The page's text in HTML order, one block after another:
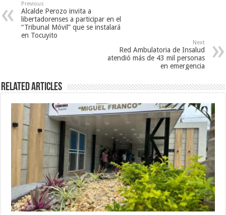
Previous
Alcalde Perozo invita a
libertadorenses a participar en el
“Tribunal Móvil” que se instalará
en Tocuyito
Next
Red Ambulatoria de Insalud
atendió más de 43 mil personas
en emergencia
Related Articles